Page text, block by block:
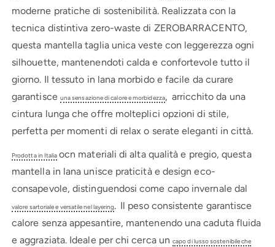
moderne pratiche di sostenibilità. Realizzata con la
tecnica distintiva zero-waste di ZEROBARRACENTO,
questa mantella taglia unica veste con leggerezza ogni
silhouette, mantenendoti calda e confortevole tutto il
giorno. Il tessuto in lana morbido e facile da curare
garantisce una sensazione di calore e morbidezza, arricchito da una
cintura lunga che offre molteplici opzioni di stile,
perfetta per momenti di relax o serate eleganti in città.
Prodotta in Italia ocn materiali di alta qualità e pregio, questa
mantella in lana unisce praticità e design eco-
consapevole, distinguendosi come capo invernale dal
valore sartoriale e versatile nel layering. Il peso consistente garantisce
calore senza appesantire, mantenendo una caduta fluida
e aggraziata. Ideale per chi cerca uncapo di lusso sostenibile che